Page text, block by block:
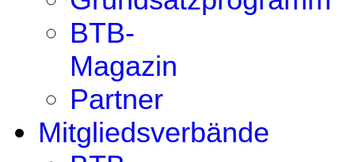
BTB-
Magazin
Partner
Mitgliedsverbände